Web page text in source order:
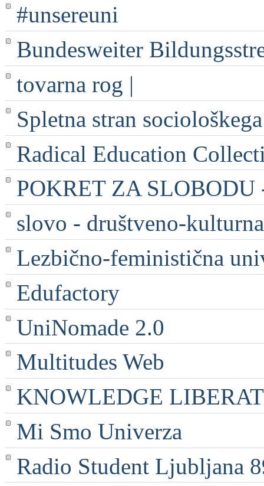
#unsereuni
Bundesweiter
tovarna rog |
Spletna stran
Radical Education
POKRET ZA SLOBODU
slovo - društveno-
Lezbično-feministična
Edufactory
UniNomade 2.0
Multitudes Web
KNOWLEDGE
Mi Smo Univerza
Radio Student Ljubljana